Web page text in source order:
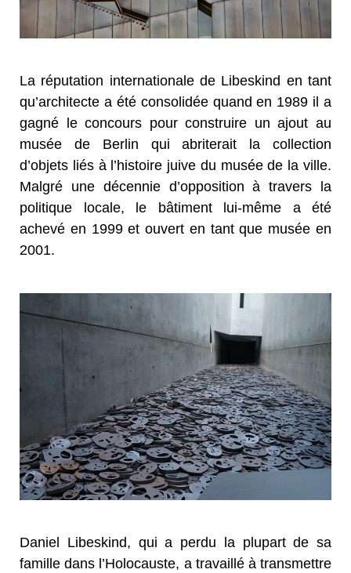
La réputation internationale de Libeskind en tant
qu’architecte a été consolidée quand en 1989 il a
gagné le concours pour construire un ajout au
musée de Berlin qui abriterait la collection
d’objets liés à l’histoire juive du musée de la ville.
Malgré une décennie d’opposition à travers la
politique locale, le bâtiment lui-même a été
achevé en 1999 et ouvert en tant que musée en
2001.
Daniel Libeskind, qui a perdu la plupart de sa
famille dans l’Holocauste, a travaillé à transmettre